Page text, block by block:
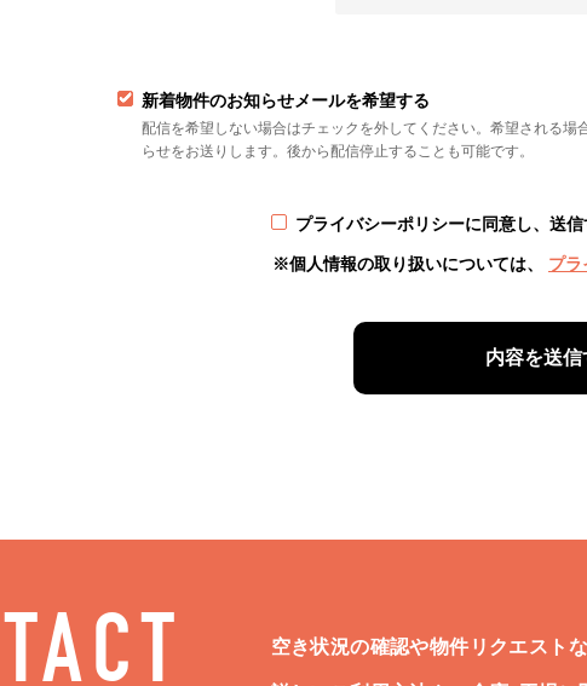
新着物件のお知らせメールを希望する
配信を希望しない場合はチェックを外してください。希望される
らせをお送りします。後から配信停止することも可能です。
プライバシーポリシーに同意し、送信
※個人情報の取り扱いについては、 プラ
内容を送信
空き状況の確認や物件リクエスト